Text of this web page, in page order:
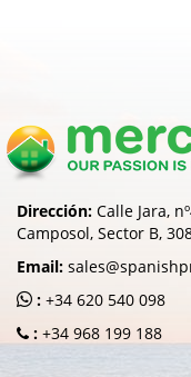
Dirección: Calle Jara,
Camposol, Sector B,
Email:
: +34 620 540 098
: +34 968 199 188